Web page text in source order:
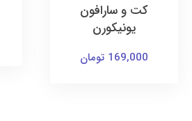
کت و سارافون
یونیکورن
169,000 تومان